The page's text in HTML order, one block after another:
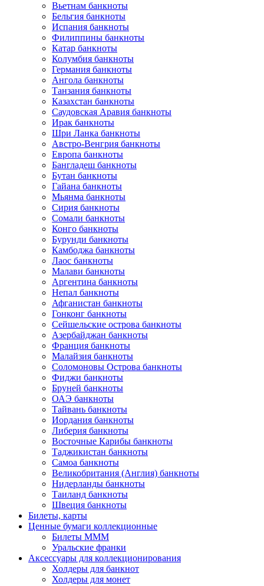
Вьетнам банкноты
Бельгия банкноты
Испания банкноты
Филиппины банкноты
Катар банкноты
Колумбия банкноты
Германия банкноты
Ангола банкноты
Танзания банкноты
Казахстан банкноты
Саудовская Аравия банкноты
Ирак банкноты
Шри Ланка банкноты
Австро-Венгрия банкноты
Европа банкноты
Бангладеш банкноты
Бутан банкноты
Гайана банкноты
Мьянма банкноты
Сирия банкноты
Сомали банкноты
Конго банкноты
Бурунди банкноты
Камбоджа банкноты
Лаос банкноты
Малави банкноты
Аргентина банкноты
Непал банкноты
Афганистан банкноты
Гонконг банкноты
Сейшельские острова банкноты
Азербайджан банкноты
Франция банкноты
Малайзия банкноты
Соломоновы Острова банкноты
Фиджи банкноты
Бруней банкноты
ОАЭ банкноты
Тайвань банкноты
Иордания банкноты
Либерия банкноты
Восточные Карибы банкноты
Таджикистан банкноты
Самоа банкноты
Великобритания (Англия) банкноты
Нидерланды банкноты
Таиланд банкноты
Швеция банкноты
Билеты, карты
Ценные бумаги коллекционные
Билеты МММ
Уральские франки
Аксессуары для коллекционирования
Холдеры для банкнот
Холдеры для монет